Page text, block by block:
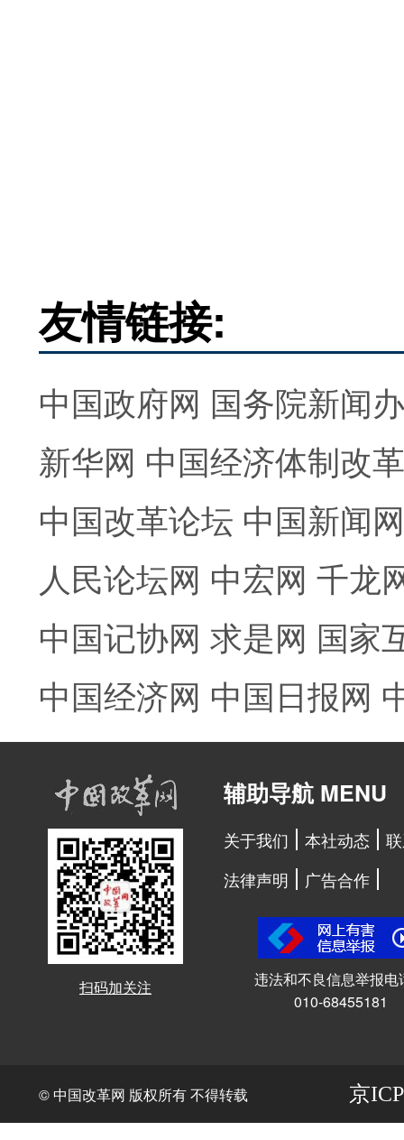
友情链接:
中国政府网 国务院新闻
新华网 中国经济体制改
中国改革论坛 中国新闻网
人民论坛网 中宏网 千龙
中国记协网 求是网 国家
中国经济网 中国日报网
扫码加关注
辅助导航 MENU
关于我们 本社动态
法律声明
广告合作
违法和不良信息举报电
010-68455181
© 中国改革网 版权所有 不得转载 京